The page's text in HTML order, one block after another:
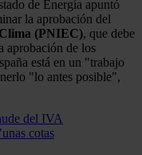
de Energía apuntó
la aprobación del
(PNIEC), que debe
aprobación de los
está en un "trabajo
"lo antes posible",